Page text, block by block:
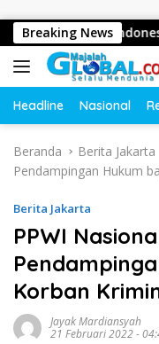
Breaking News
Indonesia ke-81
Headline Nasional
Beranda Berita Jakarta
Pendampingan Hukum
Berita Jakarta
PPWI
Korban
Jayak Mardiansyah
21 Februari 2022 -